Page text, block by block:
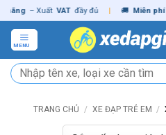
Skip
to
content
Xuất VAT đầy đủ | 🚚 Miễn phí giao
MENU
Tìm
kiếm:
TRANG CHỦ / XE ĐẠP TRẺ EM /